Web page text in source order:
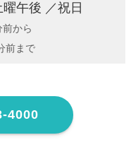
午後 ／祝日
前から
前まで
4000